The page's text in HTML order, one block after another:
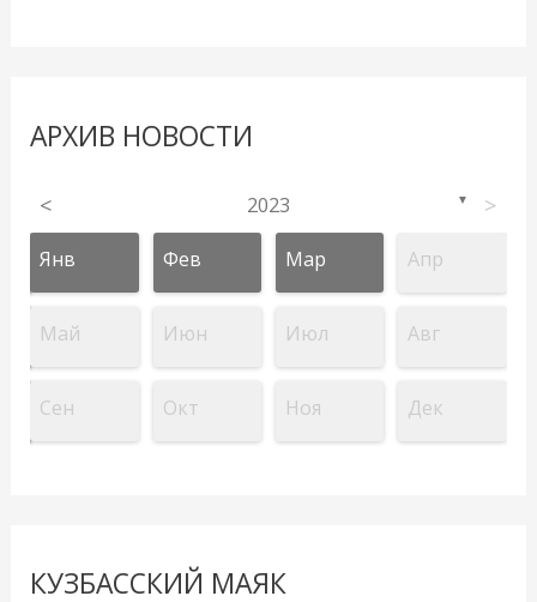
АРХИВ НОВОСТИ
< 2023 ▼ >
Янв Фев Мар Апр
Май Июн Июл Авг
Сен Окт Ноя Дек
КУЗБАССКИЙ МАЯК